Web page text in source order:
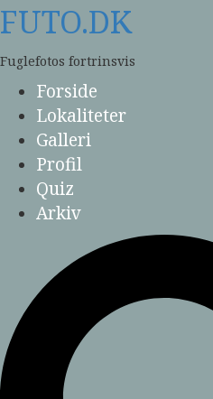
Skip
to
content
FUTO.DK
Fuglefotos fortrinsvis
Forside
Lokaliteter
Galleri
Profil
Quiz
Arkiv